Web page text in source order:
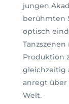
jungen
berühmten
optisch
Produktion
gleichzeitig
anregt über
Welt.